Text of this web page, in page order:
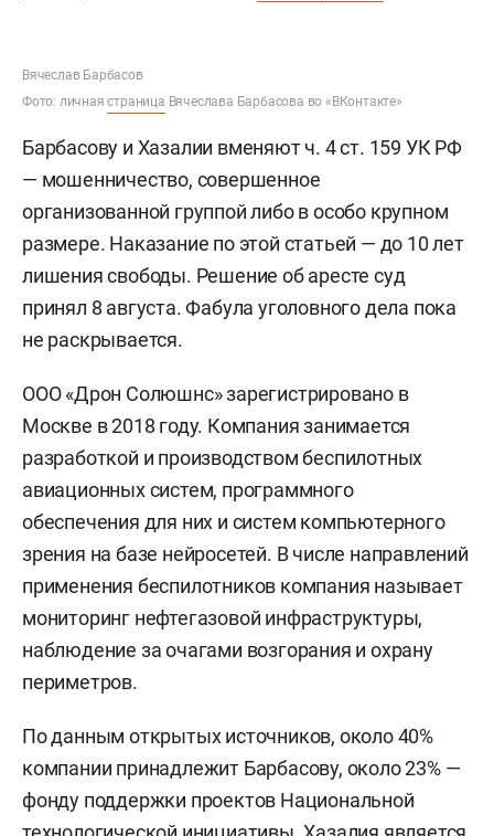
Вячеслав Барбасов
Фото: личнаястраница Вячеслава Барбасова во «ВКонтакте»
Барбасову и Хазалии вменяют ч. 4 ст. 159 УК РФ
— мошенничество, совершенное
организованной группой либо в особо крупном
размере. Наказание по этой статьей — до 10 лет
лишения свободы. Решение об аресте суд
принял 8 августа. Фабула уголовного дела пока
не раскрывается.
ООО «Дрон Солюшнс» зарегистрировано в
Москве в 2018 году. Компания занимается
разработкой и производством беспилотных
авиационных систем, программного
обеспечения для них и систем компьютерного
зрения на базе нейросетей. В числе направлений
применения беспилотников компания называет
мониторинг нефтегазовой инфраструктуры,
наблюдение за очагами возгорания и охрану
периметров.
По данным открытых источников, около 40%
компании принадлежит Барбасову, около 23% —
фонду поддержки проектов Национальной